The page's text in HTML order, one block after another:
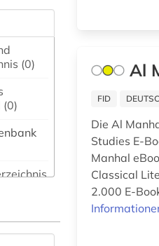
(0)
(0)
(0)
(2)
buch
(0)
(0)
Al
FID
Die Al
Studies E-
Manhal
Classical
2.000 E-